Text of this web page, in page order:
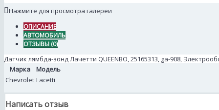
Нажмите для просмотра галереи
ОПИСАНИЕ
АВТОМОБИЛЬ
ОТЗЫВЫ (0)
Датчик лямбда-зонд Лачетти QUEENBO, 25165313, ga-908,
Марка
Модель
Chevrolet Lacetti
Написать отзыв